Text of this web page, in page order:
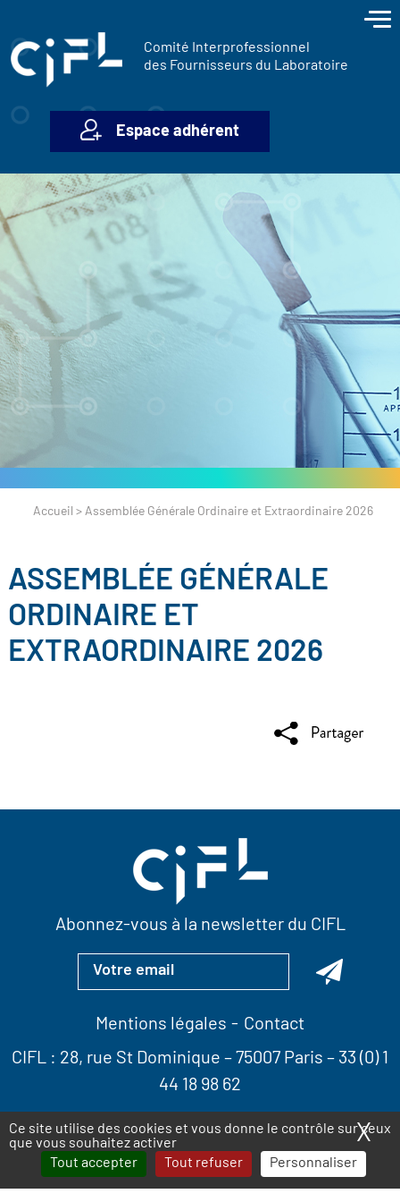
Ce site utilise des cookies et vous donne le contrôle sur ceux
que vous souhaitez activer
Tout accepter
Tout refuser Personnaliser
X
Comité Interprofessionnel
des Fournisseurs du Laboratoire
Espace adhérent
Accueil > Assemblée Générale Ordinaire et Extraordinaire 2026
ASSEMBLÉE GÉNÉRALE
ORDINAIRE ET
EXTRAORDINAIRE 2026
Abonnez-vous à la newsletter du CIFL
Mentions légales
Contact
CIFL : 28, rue St Dominique – 75007 Paris – 33 (0) 1
44 18 98 62